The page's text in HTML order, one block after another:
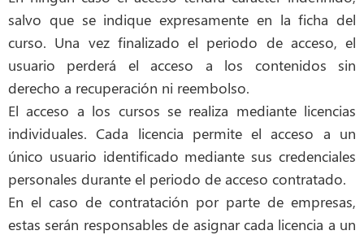
salvo que se indique expresamente en la ficha del
curso. Una vez finalizado el periodo de acceso, el
usuario perderá el acceso a los contenidos sin
derecho a recuperación ni reembolso.
El acceso a los cursos se realiza mediante licencias
individuales. Cada licencia permite el acceso a un
único usuario identificado mediante sus credenciales
personales durante el periodo de acceso contratado.
En el caso de contratación por parte de empresas,
estas serán responsables de asignar cada licencia a un